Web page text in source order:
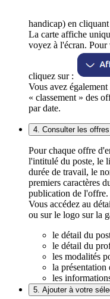
handicap) en cliquant
La carte affiche
voyez à l'écran.
cliquez sur :
Vous avez
« classement » des
par date.
4. Consulter les
Pour chaque offre
l'intitulé du poste, le
durée de travail, le
premiers caractères
publication de l'offre.
Vous accédez au
ou sur le logo sur la
le détail du
le détail du
les modalités
la présentation
les
5. Ajouter à votre